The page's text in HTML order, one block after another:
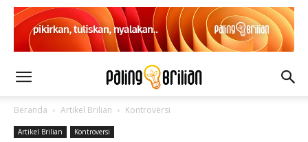
Beranda Artikel Brilian Kontroversi
Artikel Brilian Kontroversi